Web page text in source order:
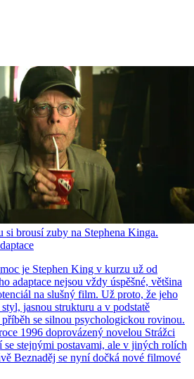
si brousí zuby na Stephena Kinga.
je Stephen King v kurzu už od
adaptace nejsou vždy úspěšné, většina
na slušný film. Už proto, že jeho
jasnou strukturu a v podstatě
se silnou psychologickou rovinou.
1996 doprovázený novelou Strážci
stejnými postavami, ale v jiných rolích
Beznaděj se nyní dočká nové filmové